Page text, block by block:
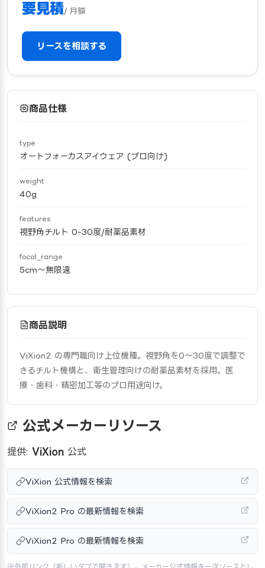
要見積/ 月額
リースを相談する
商品仕様
type
オートフォーカスアイウェア (プロ向け)
weight
40g
features
視野角チルト 0-30度/耐薬品素材
focal_range
5cm〜無限遠
商品説明
ViXion2 の専門職向け上位機種。視野角を0〜30度で調整で
きるチルト機構と、衛生管理向けの耐薬品素材を採用。医
療・歯科・精密加工等のプロ用途向け。
公式メーカーリソース
提供: ViXion 公式
ViXion 公式情報を検索
ViXion2 Pro の最新情報を検索
ViXion2 Pro の最新情報を検索